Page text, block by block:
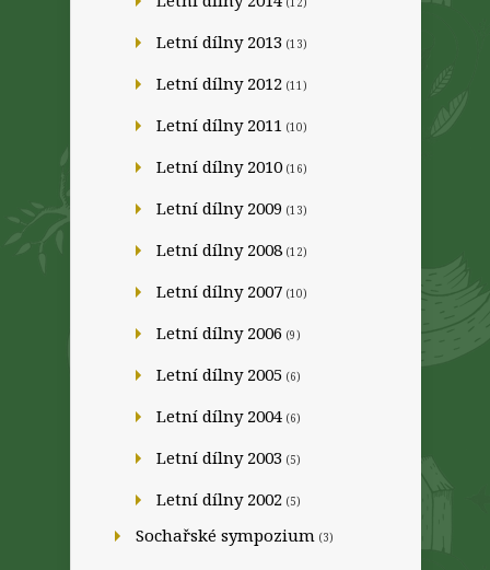
Letní dílny 2013 (13)
Letní dílny 2012 (11)
Letní dílny 2011 (10)
Letní dílny 2010 (16)
Letní dílny 2009 (13)
Letní dílny 2008 (12)
Letní dílny 2007 (10)
Letní dílny 2006 (9)
Letní dílny 2005 (6)
Letní dílny 2004 (6)
Letní dílny 2003 (5)
Letní dílny 2002 (5)
Sochařské sympozium (3)